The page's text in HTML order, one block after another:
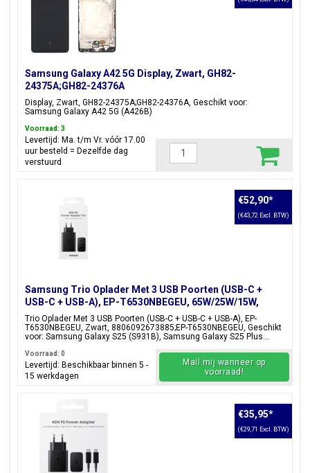
Samsung Galaxy A42 5G Display, Zwart, GH82-
24375A;GH82-24376A
Display, Zwart, GH82-24375A;GH82-24376A, Geschikt voor:
Samsung Galaxy A42 5G (A426B)
Voorraad: 3
Levertijd: Ma. t/m Vr. vóór 17.00
uur besteld = Dezelfde dag
verstuurd
Samsung Trio Oplader Met 3 USB Poorten (USB-C +
USB-C + USB-A), EP-T6530NBEGEU, 65W/25W/15W,
Zwart, Blisterverpakking, 8806092673885;EP-
T6530NBEGEU
Trio Oplader Met 3 USB Poorten (USB-C + USB-C + USB-A), EP-
T6530NBEGEU, Zwart, 8806092673885;EP-T6530NBEGEU, Geschikt
voor: Samsung Galaxy S25 (S931B), Samsung Galaxy S25 Plus...
€52,90*
(€43,72 Excl. BTW)
Voorraad: 0
Levertijd: Beschikbaar binnen 5 -
15 werkdagen
Mail mij wanneer op
voorraad!
€35,95*
(€29,71 Excl. BTW)